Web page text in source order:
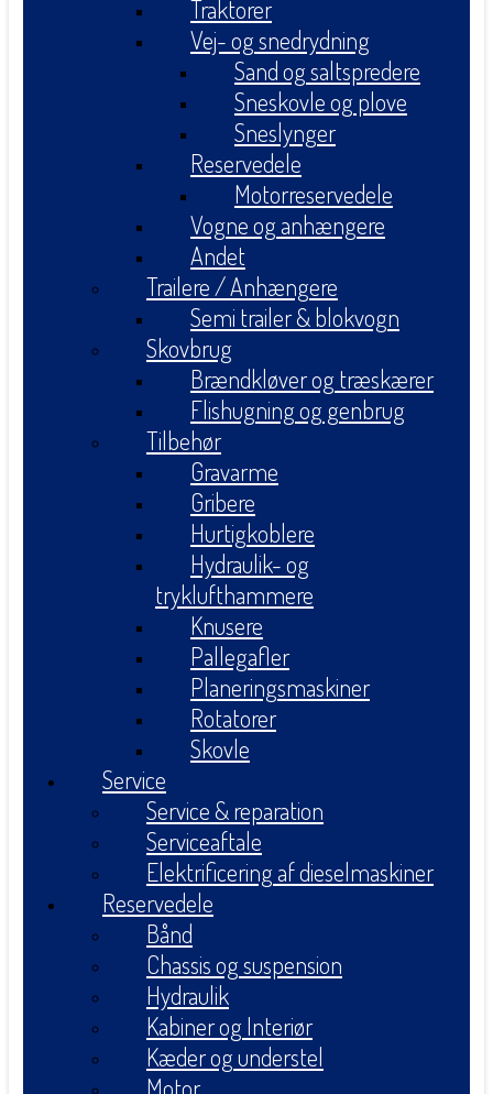
Traktorer
Vej- og snedrydning
Sand og saltspredere
Sneskovle og plove
Sneslynger
Reservedele
Motorreservedele
Vogne og anhængere
Andet
Trailere / Anhængere
Semi trailer & blokvogn
Skovbrug
Brændkløver og træskærer
Flishugning og genbrug
Tilbehør
Gravarme
Gribere
Hurtigkoblere
Hydraulik- og
tryklufthammere
Knusere
Pallegafler
Planeringsmaskiner
Rotatorer
Skovle
Service
Service & reparation
Serviceaftale
Elektrificering af dieselmaskiner
Reservedele
Bånd
Chassis og suspension
Hydraulik
Kabiner og Interiør
Kæder og understel
Motor